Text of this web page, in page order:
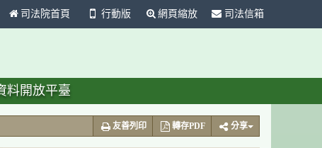
司法院首頁 行動版 網頁縮放 司法信箱
料開放平臺
友善列印 轉存PDF 分享